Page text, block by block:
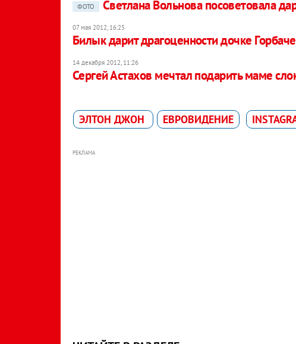
ФОТО Светлана Вольнова посоветовала
07 мая 2012, 16:25
Билык дарит драгоценности дочке
14 декабря 2012, 11:26
Сергей Астахов мечтал подарить маме
ЭЛТОН ДЖОН ЕВРОВИДЕНИЕ
РЕКЛАМА